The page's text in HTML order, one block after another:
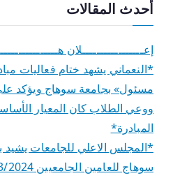
أحدث المقالات
إعـــــــــــــــــلان
*النعماني يشهد ختام فعاليات
مسئول» بجامعة سوهاج ويؤكد
ووعي الطلاب كان المعيار
المبادرة*
*المجلس الاعلي للجامعات يشيد
سوهاج للعامين